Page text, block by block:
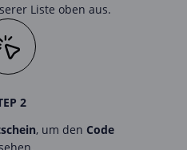
Liste oben aus.
2
, um den Code